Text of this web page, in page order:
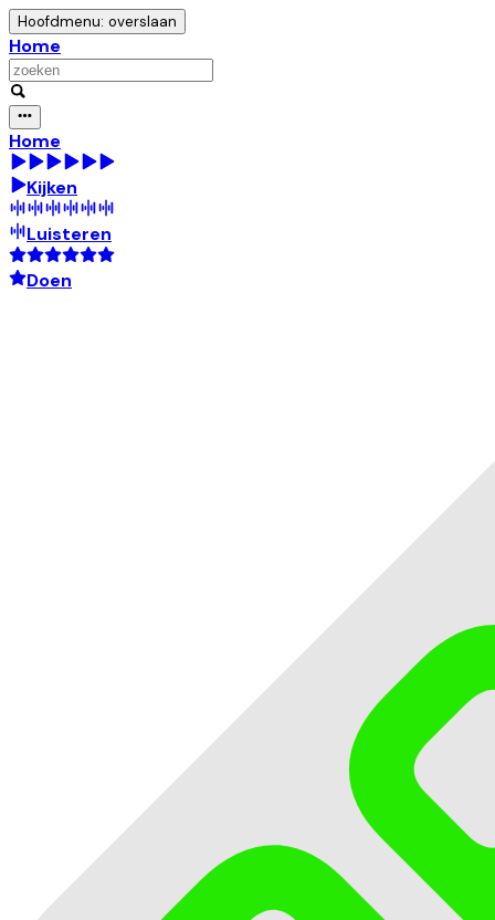
Hoofdmenu: overslaan
Home
Home
Kijken
Luisteren
Doen